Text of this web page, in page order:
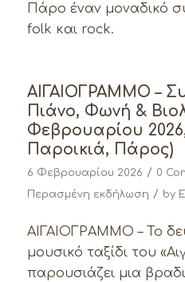
Πάρο έναν μοναδικό
folk και rock.
ΑΙΓΑΙΟΓΡΑΜΜΟ –
Πιάνο, Φωνή &
Φεβρουαρίου
Παροικιά, Πάρος)
6 Φεβρουαρίου 2026 / 0
Περασμένη εκδήλωση / by
ΑΙΓΑΙΟΓΡΑΜΜΟ – Το
μουσικό ταξίδι του
παρουσιάζει μια